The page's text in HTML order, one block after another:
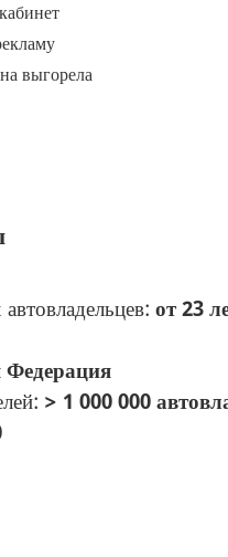
выгорела
от 23
Федерация
> 1 000 000